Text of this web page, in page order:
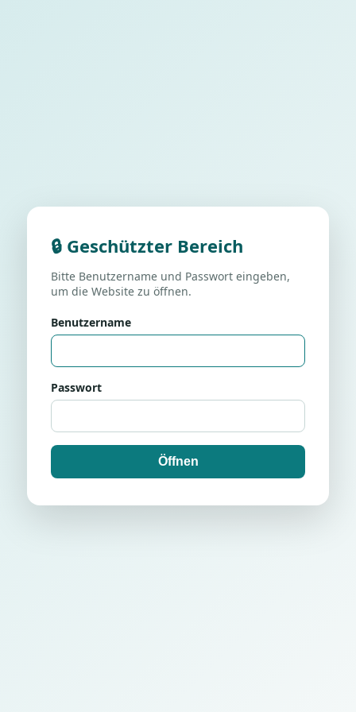
🔒 Geschützter Bereich
Bitte Benutzername und Passwort eingeben,
um die Website zu öffnen.
Benutzername
Passwort
Öffnen